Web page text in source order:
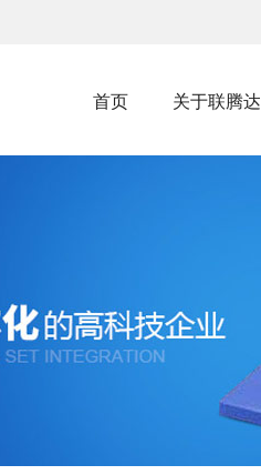
首页 关于联腾达